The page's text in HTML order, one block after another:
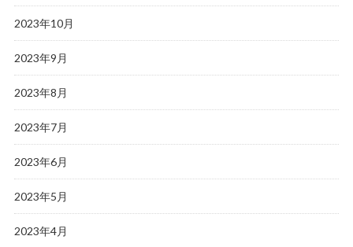
2023年10月
2023年9月
2023年8月
2023年7月
2023年6月
2023年5月
2023年4月